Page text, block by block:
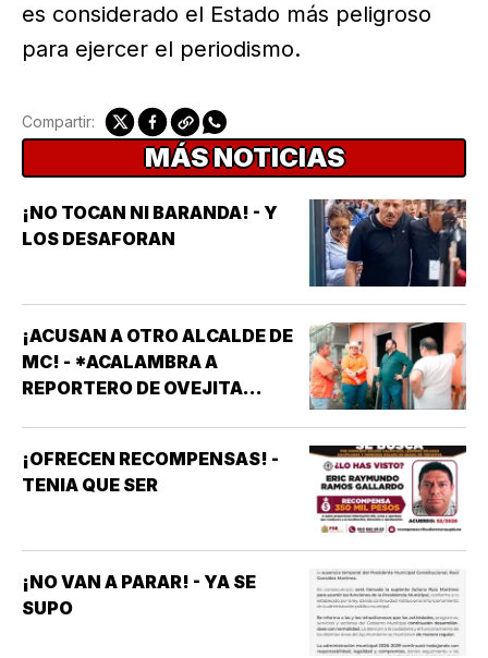
es considerado el Estado más peligroso
para ejercer el periodismo.
Compartir:
MÁS NOTICIAS
¡NO TOCAN NI BARANDA! - Y
LOS DESAFORAN
¡ACUSAN A OTRO ALCALDE DE
MC! - *ACALAMBRA A
REPORTERO DE OVEJITA
¡OFRECEN RECOMPENSAS! -
TENIA QUE SER
¡NO VAN A PARAR! - YA SE
SUPO